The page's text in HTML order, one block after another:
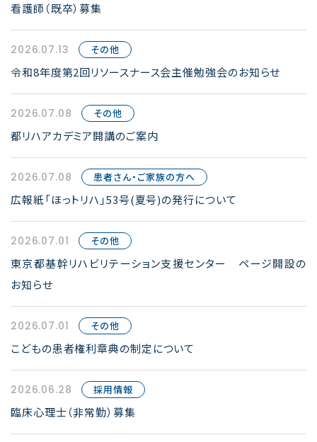
看護師（既卒）募集
2026.07.13 その他
令和8年度第2回リソースナース会主催勉強会のお知らせ
2026.07.08 その他
都リハアカデミア開講のご案内
2026.07.08 患者さん・ご家族の方へ
広報紙「ほっトリハ」53号(夏号)の発行について
2026.07.01 その他
東京都基幹リハビリテーション支援センター ページ開設の
お知らせ
2026.07.01 その他
こどもの患者権利章典の制定について
2026.06.28 採用情報
臨床心理士（非常勤）募集